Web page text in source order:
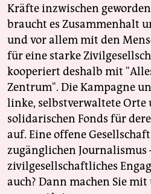
Kräfte inzwischen
braucht es Zusammenhalt
und vor allem mit den
für eine starke
kooperiert deshalb mit
Zentrum". Die Kampagne
linke, selbstverwaltete Orte
solidarischen Fonds für
auf. Eine offene
zugänglichen Journalismus
zivilgesellschaftliches
auch? Dann machen Sie